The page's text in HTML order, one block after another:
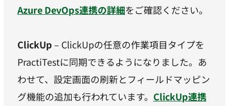
Azure DevOps連携の詳細をご確認ください。
ClickUp – ClickUpの任意の作業項目タイプを
PractiTestに同期できるようになりました。あ
わせて、設定画面の刷新とフィールドマッピン
グ機能の追加も行われています。 ClickUp連携